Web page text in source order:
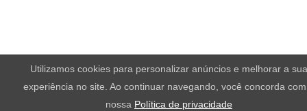
Utilizamos cookies para personalizar anúncios e melhorar a sua
experiência no site. Ao continuar navegando, você concorda
nossa Política de privacidade